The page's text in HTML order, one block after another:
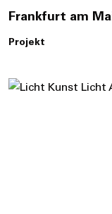
Frankfurt am
Projekt